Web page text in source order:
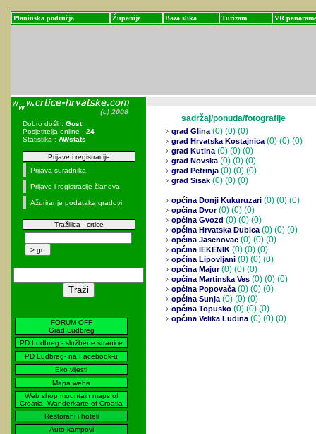
Planinska područja Županije Baza slika Turizam VR panorame
Dobro došli : Gost
Posjetitelja online : 24
Statistika : AWstats
Prijave i registracije
Prijava suradnika
Prijave i registracije članova
Ažuriranje podataka gradovi
Tražilica - crtice
FORUM OFF
Grad Ludbreg
PD Ludbreg - službene stranice
PD Ludbreg- na Facebook-u
Eko vijesti
Mapa weba
Web shop mountain maps of
Croatia, Wanderkarte of Croatia
Restorani i hoteli
Auto kampovi
sadržaj/ponuda/fotografije
grad Glina(0) (0) (0)
grad Hrvatska Kostajnica(0) (0) (0)
grad Kutina(0) (0) (0)
grad Novska(0) (0) (0)
grad Petrinja(0) (0) (0)
grad Sisak (0) (0) (0)
općina Donji Kukuruzari (0) (0) (0)
općina Dvor(0) (0) (0)
općina Gvozd (0) (0) (0)
općina Hrvatska Dubica(0) (0) (0)
općina Jasenovac (0) (0) (0)
općina lEKENIK (0) (0) (0)
općina Lipovljani (0) (0) (0)
općina Majur(0) (0) (0)
općina Martinska Ves (0) (0) (0)
općina Popovača(0) (0) (0)
općina Sunja(0) (0) (0)
općina Topusko (0) (0) (0)
općina Velika Ludina(0) (0) (0)